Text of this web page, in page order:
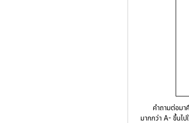
คำถามต่อม
มากกว่า A- ขึ้นไ